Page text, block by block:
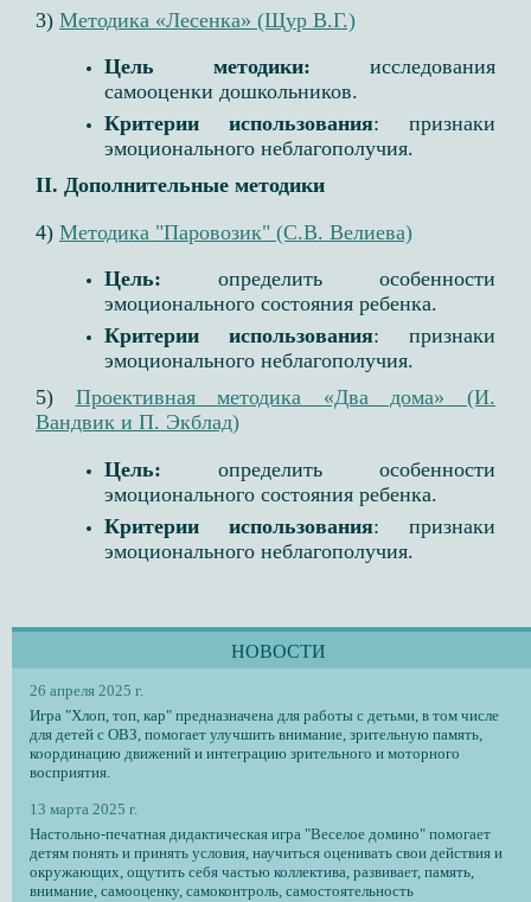
3) Методика «Лесенка» (Щур В.Г.)
Цель методики: исследования
самооценки дошкольников.
Критерии использования: признаки
эмоционального неблагополучия.
II. Дополнительные методики
4) Методика "Паровозик" (С.В. Велиева)
Цель: определить особенности
эмоционального состояния ребенка.
Критерии использования: признаки
эмоционального неблагополучия.
5) Проективная методика «Два дома» (И.
Вандвик и П. Экблад)
Цель: определить особенности
эмоционального состояния ребенка.
Критерии использования: признаки
эмоционального неблагополучия.
НОВОСТИ
26 апреля 2025 г.
Игра "Хлоп, топ, кар" предназначена для работы с детьми, в том числе
для детей с ОВЗ, помогает улучшить внимание, зрительную память,
координацию движений и интеграцию зрительного и моторного
восприятия.
13 марта 2025 г.
Настольно-печатная дидактическая игра "Веселое домино" помогает
детям понять и принять условия, научиться оценивать свои действия и
окружающих, ощутить себя частью коллектива, развивает, память,
внимание, самооценку, самоконтроль, самостоятельность